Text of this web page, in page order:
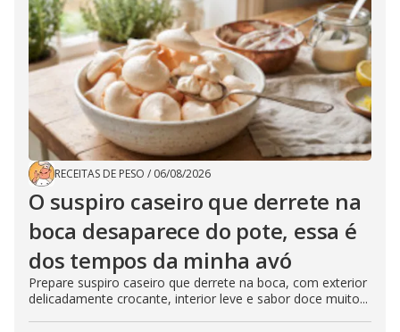
RECEITAS DE PESO / 06/08/2026
O suspiro caseiro que derrete na
boca desaparece do pote, essa é
dos tempos da minha avó
Prepare suspiro caseiro que derrete na boca, com exterior
delicadamente crocante, interior leve e sabor doce muito...